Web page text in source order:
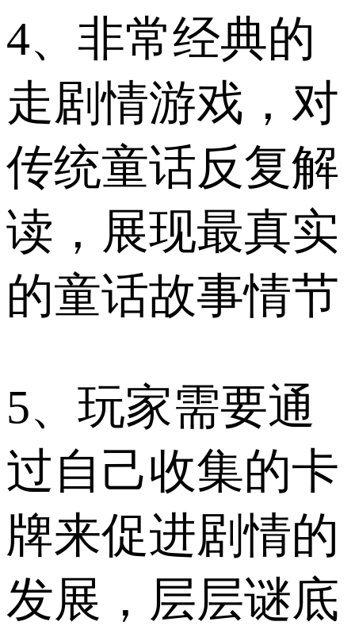
4、非常经典的
走剧情游戏，对
传统童话反复解
读，展现最真实
的童话故事情节
5、玩家需要通
过自己收集的卡
牌来促进剧情的
发展，层层谜底